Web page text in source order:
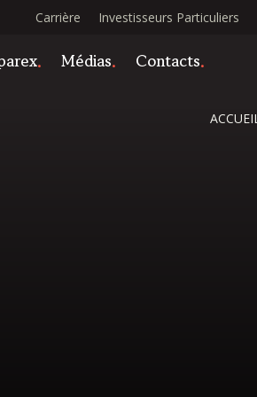
Carrière Investisseurs Particuliers
Médias Contacts